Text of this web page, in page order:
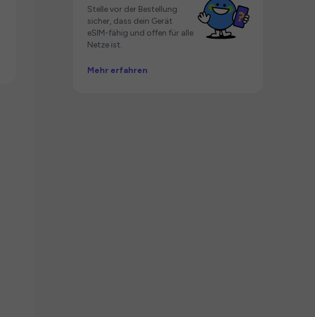
Stelle vor der Bestellung
sicher, dass dein Gerät
eSIM-fähig und offen für alle
Netze ist.
Mehr erfahren